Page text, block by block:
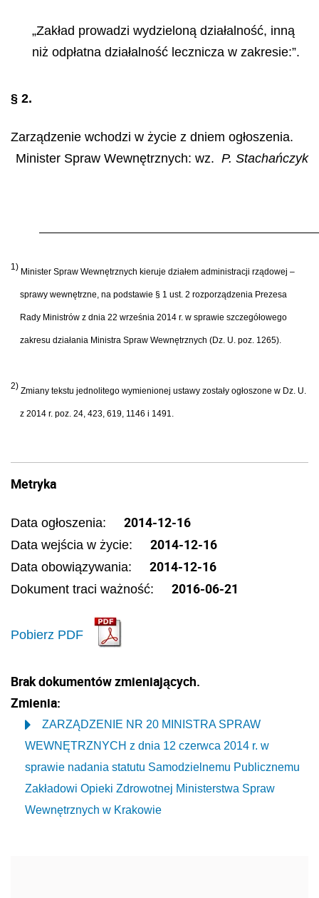
„Zakład prowadzi wydzieloną działalność, inną
niż odpłatna działalność lecznicza w zakresie:”.
§ 2.
Zarządzenie wchodzi w życie z dniem ogłoszenia.
Minister Spraw Wewnętrznych: wz. P. Stachańczyk
1) Minister Spraw Wewnętrznych kieruje działem administracji rządowej –
sprawy wewnętrzne, na podstawie § 1 ust. 2 rozporządzenia Prezesa
Rady Ministrów z dnia 22 września 2014 r. w sprawie szczegółowego
zakresu działania Ministra Spraw Wewnętrznych (Dz. U. poz. 1265).
2) Zmiany tekstu jednolitego wymienionej ustawy zostały ogłoszone w Dz. U.
z 2014 r. poz. 24, 423, 619, 1146 i 1491.
Metryka
Data ogłoszenia: 2014-12-16
Data wejścia w życie: 2014-12-16
Data obowiązywania: 2014-12-16
Dokument traci ważność: 2016-06-21
Pobierz PDF
Brak dokumentów zmieniających.
Zmienia:
ZARZĄDZENIE NR 20 MINISTRA SPRAW
WEWNĘTRZNYCH z dnia 12 czerwca 2014 r. w
sprawie nadania statutu Samodzielnemu Publicznemu
Zakładowi Opieki Zdrowotnej Ministerstwa Spraw
Wewnętrznych w Krakowie